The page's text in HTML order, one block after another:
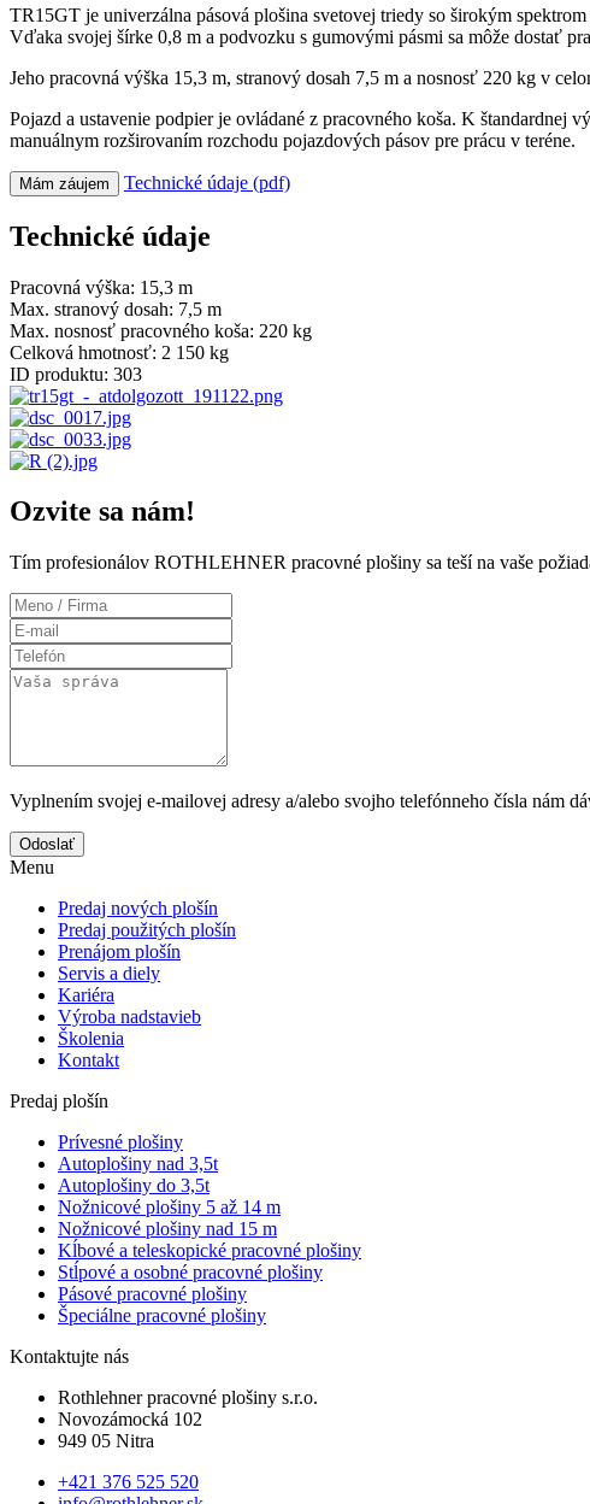
TR15GT je univerzálna pásová plošina svetovej triedy so širokým
Vďaka svojej šírke 0,8 m a podvozku s gumovými pásmi sa môže dostať
Jeho pracovná výška 15,3 m, stranový dosah 7,5 m a nosnosť 220 kg v
Pojazd a ustavenie podpier je ovládané z pracovného koša. K
manuálnym rozširovaním rozchodu pojazdových pásov pre prácu v teréne.
Mám záujem Technické údaje (pdf)
Technické údaje
Pracovná výška: 15,3 m
Max. stranový dosah: 7,5 m
Max. nosnosť pracovného koša: 220 kg
Celková hmotnosť: 2 150 kg
ID produktu: 303
Ozvite sa nám!
Tím profesionálov ROTHLEHNER pracovné plošiny sa teší na vaše
Vyplnením svojej e-mailovej adresy a/alebo svojho telefónneho čísla nám
Odoslať
Menu
Predaj nových plošín
Predaj použitých plošín
Prenájom plošín
Servis a diely
Kariéra
Výroba nadstavieb
Školenia
Kontakt
Predaj plošín
Prívesné plošiny
Autoplošiny nad 3,5t
Autoplošiny do 3,5t
Nožnicové plošiny 5 až 14 m
Nožnicové plošiny nad 15 m
Kĺbové a teleskopické pracovné plošiny
Stĺpové a osobné pracovné plošiny
Pásové pracovné plošiny
Špeciálne pracovné plošiny
Kontaktujte nás
Rothlehner pracovné plošiny s.r.o.
Novozámocká 102
949 05 Nitra
+421 376 525 520